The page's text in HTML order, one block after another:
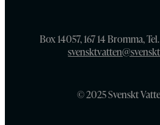
Box 14057, 167 14 Bromma,
© 2025 Svenskt